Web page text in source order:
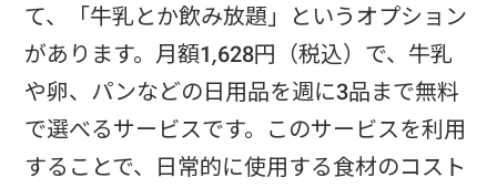
て、「牛乳とか飲み放題」というオプション
があります。月額1,628円（税込）で、牛乳
や卵、パンなどの日用品を週に3品まで無料
で選べるサービスです。このサービスを利用
することで、日常的に使用する食材のコスト